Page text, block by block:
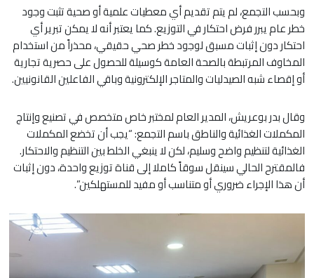
وبحسب التجمع، لم يتم تقديم أي معطيات علمية أو صحية تثبت وجود
خطر عام يبرر فرض احتكار في التوزيع. كما يعتبر أنه لا يمكن تبرير أي
احتكار دون إثبات مسبق لوجود خطر صحي حقيقي، محذراً من استخدام
المخاوف المرتبطة بالصحة العامة كوسيلة للحصول على حصرية تجارية
أو إقصاء شبه الصيدليات والمتاجر الإلكترونية وباقي الفاعلين القانونيين.
وقال بدر بوعريش، المدير العام لمختبر خاص متخصص في تصنيع وإنتاج
المكملات الغذائية والناطق باسم التجمع: “يجب أن تخضع المكملات
الغذائية لتنظيم واضح وسليم، لكن لا ينبغي الخلط بين التنظيم والاحتكار.
فالمقترح الحالي سينقل سوقاً كاملا إلى قناة توزيع واحدة، دون إثبات
أن هذا الإجراء ضروري أو متناسب أو مفيد للمستهلكين”.